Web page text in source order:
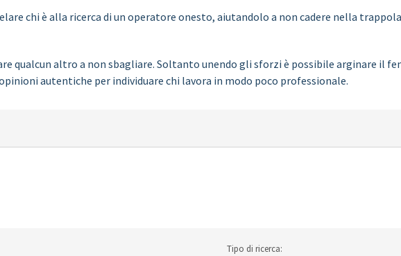
chi è alla ricerca di un operatore onesto, aiutandolo a non cadere nella
qualcun altro a non sbagliare. Soltanto unendo gli sforzi è possibile arginare il
autentiche per individuare chi lavora in modo poco professionale.
Tipo di ricerca: